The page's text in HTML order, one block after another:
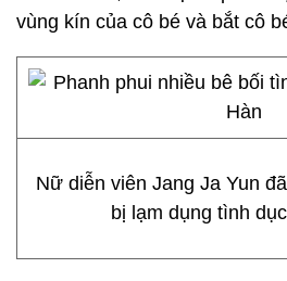
vùng kín của cô bé và bắt cô
Nữ diễn viên Jang Ja Yun
bị lạm dụng tình